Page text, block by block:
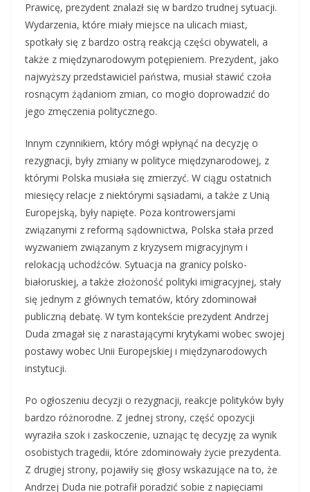
Prawicę, prezydent znalazł się w bardzo trudnej sytuacji.
Wydarzenia, które miały miejsce na ulicach miast,
spotkały się z bardzo ostrą reakcją części obywateli, a
także z międzynarodowym potępieniem. Prezydent, jako
najwyższy przedstawiciel państwa, musiał stawić czoła
rosnącym żądaniom zmian, co mogło doprowadzić do
jego zmęczenia politycznego.
Innym czynnikiem, który mógł wpłynąć na decyzję o
rezygnacji, były zmiany w polityce międzynarodowej, z
którymi Polska musiała się zmierzyć. W ciągu ostatnich
miesięcy relacje z niektórymi sąsiadami, a także z Unią
Europejską, były napięte. Poza kontrowersjami
związanymi z reformą sądownictwa, Polska stała przed
wyzwaniem związanym z kryzysem migracyjnym i
relokacją uchodźców. Sytuacja na granicy polsko-
białoruskiej, a także złożoność polityki imigracyjnej, stały
się jednym z głównych tematów, który zdominował
publiczną debatę. W tym kontekście prezydent Andrzej
Duda zmagał się z narastającymi krytykami wobec swojej
postawy wobec Unii Europejskiej i międzynarodowych
instytucji.
Po ogłoszeniu decyzji o rezygnacji, reakcje polityków były
bardzo różnorodne. Z jednej strony, część opozycji
wyraziła szok i zaskoczenie, uznając tę decyzję za wynik
osobistych tragedii, które zdominowały życie prezydenta.
Z drugiej strony, pojawiły się głosy wskazujące na to, że
Andrzej Duda nie potrafił poradzić sobie z napięciami